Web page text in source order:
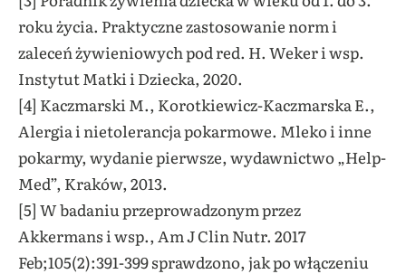
roku życia. Praktyczne zastosowanie norm i
zaleceń żywieniowych pod red. H. Weker i wsp.
Instytut Matki i Dziecka, 2020.
[4] Kaczmarski M., Korotkiewicz-Kaczmarska E.,
Alergia i nietolerancja pokarmowe. Mleko i inne
pokarmy, wydanie pierwsze, wydawnictwo „Help-
Med”, Kraków, 2013.
[5] W badaniu przeprowadzonym przez
Akkermans i wsp., Am J Clin Nutr. 2017
Feb;105(2):391-399 sprawdzono, jak po włączeniu